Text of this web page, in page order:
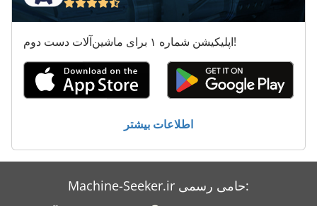
Gbh 10 Dc
Germany
Hofmann
صفحه بتنی
طرف لودر
اپلیکیشن شماره ۱ برای ماشین‌آلات دست دوم!
اطلاعات بیشتر
Machine-Seeker.ir حامی رسمی: